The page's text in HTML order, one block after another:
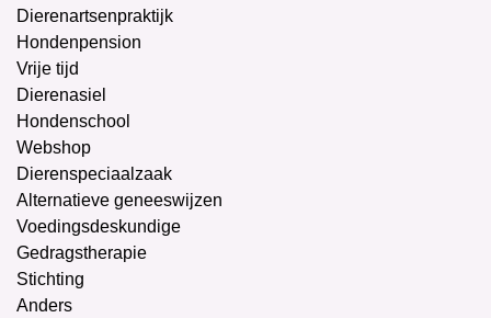
Dierenartsenpraktijk
Hondenpension
Vrije tijd
Dierenasiel
Hondenschool
Webshop
Dierenspeciaalzaak
Alternatieve geneeswijzen
Voedingsdeskundige
Gedragstherapie
Stichting
Anders